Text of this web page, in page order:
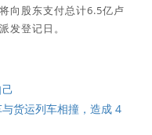
向股东支付总计6.5亿卢
发登记日。
货运列车相撞，造成 4